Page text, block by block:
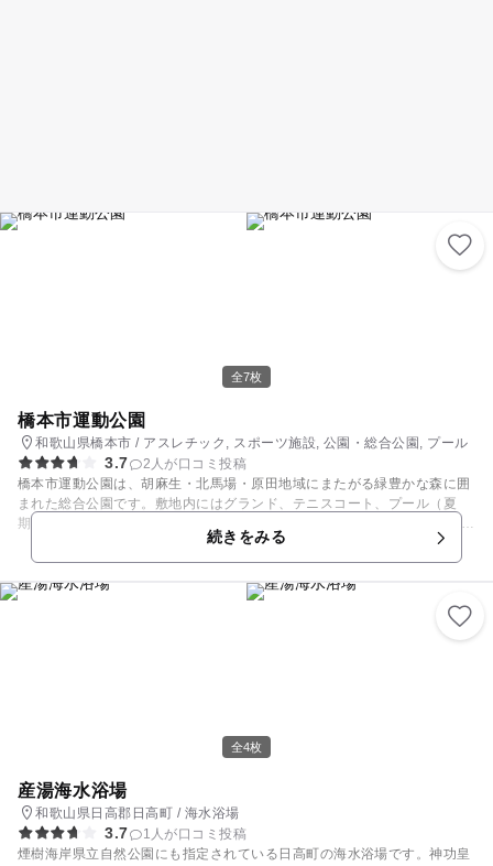
全7枚
橋本市運動公園
和歌山県橋本市 / アスレチック, スポーツ施設, 公園・総合公園, プール
3.7
2人が口コミ投稿
橋本市運動公園は、胡麻生・北馬場・原田地域にまたがる緑豊かな森に囲
まれた総合公園です。敷地内にはグランド、テニスコート、プール（夏
期）、遊具施設があります。 遊具施設はコンビネーション遊具、ターザン
ロープ、アスレチック遊具など多彩にあり、小さなお子さんから小学生ま
で楽しく遊べます。 プールは競泳プール、子どもプール、流水プールの3
種類があります。 子どもプールはジャングルのような模擬岩ブリッジやス
ライダーがります。大きなカエルの口から出てくるスライダーは子どもた
ちに大人気です。 プールは夏期7月～8月のみの営業になります。 日にち
続きをみる
全4枚
産湯海水浴場
和歌山県日高郡日高町 / 海水浴場
3.7
1人が口コミ投稿
煙樹海岸県立自然公園にも指定されている日高町の海水浴場です。神功皇